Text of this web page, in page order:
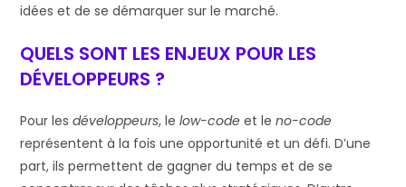
idées et de se démarquer sur le marché.
QUELS SONT LES ENJEUX POUR LES
DÉVELOPPEURS ?
Pour lesdéveloppeurs, lelow-code et leno-code
représentent à la fois une opportunité et un défi. D’une
part, ils permettent de gagner du temps et de se